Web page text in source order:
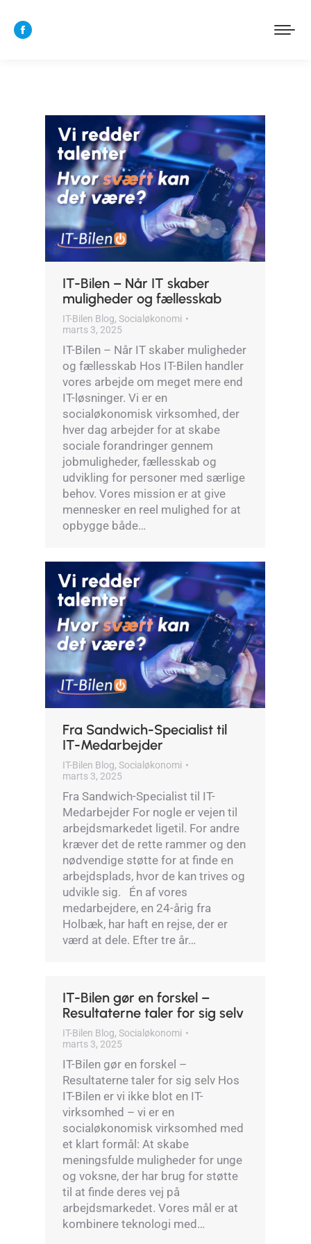
Facebook
window
IT-Bilen – Når IT skaber
muligheder og fællesskab
IT-Bilen Blog, Socialøkonomi
marts 3, 2025
IT-Bilen – Når IT skaber muligheder
og fællesskab Hos IT-Bilen handler
vores arbejde om meget mere end
IT-løsninger. Vi er en
socialøkonomisk virksomhed, der
hver dag arbejder for at skabe
sociale forandringer gennem
jobmuligheder, fællesskab og
udvikling for personer med særlige
behov. Vores mission er at give
mennesker en reel mulighed for at
opbygge både…
Fra Sandwich-Specialist til
IT-Medarbejder
IT-Bilen Blog, Socialøkonomi
marts 3, 2025
Fra Sandwich-Specialist til IT-
Medarbejder For nogle er vejen til
arbejdsmarkedet ligetil. For andre
kræver det de rette rammer og den
nødvendige støtte for at finde en
arbejdsplads, hvor de kan trives og
udvikle sig. Én af vores
medarbejdere, en 24-årig fra
Holbæk, har haft en rejse, der er
værd at dele. Efter tre år…
IT-Bilen gør en forskel –
Resultaterne taler for sig selv
IT-Bilen Blog, Socialøkonomi
marts 3, 2025
IT-Bilen gør en forskel –
Resultaterne taler for sig selv Hos
IT-Bilen er vi ikke blot en IT-
virksomhed – vi er en
socialøkonomisk virksomhed med
et klart formål: At skabe
meningsfulde muligheder for unge
og voksne, der har brug for støtte
til at finde deres vej på
arbejdsmarkedet. Vores mål er at
kombinere teknologi med…